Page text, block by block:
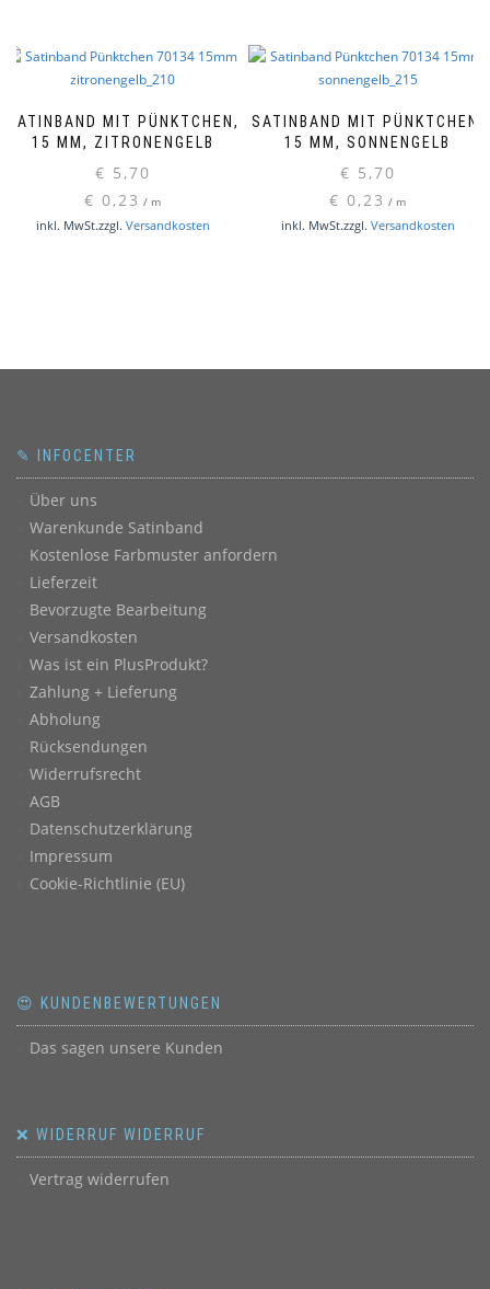
SATINBAND MIT PÜNKTCHEN,
15 MM, ZITRONENGELB
€ 5,70
€ 0,23 / m
inkl. MwSt.zzgl. Versandkosten
SATINBAND MIT PÜNKTCHEN,
15 MM, SONNENGELB
€ 5,70
€ 0,23 / m
inkl. MwSt.zzgl. Versandkosten
✎ INFOCENTER
Über uns
Warenkunde Satinband
Kostenlose Farbmuster anfordern
Lieferzeit
Bevorzugte Bearbeitung
Versandkosten
Was ist ein PlusProdukt?
Zahlung + Lieferung
Abholung
Rücksendungen
Widerrufsrecht
AGB
Datenschutzerklärung
Impressum
Cookie-Richtlinie (EU)
😍 KUNDENBEWERTUNGEN
Das sagen unsere Kunden
❌ WIDERRUF WIDERRUF
Vertrag widerrufen